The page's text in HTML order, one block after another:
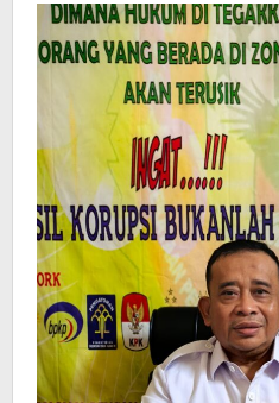
Jangan-
Jangan
Luhut
di